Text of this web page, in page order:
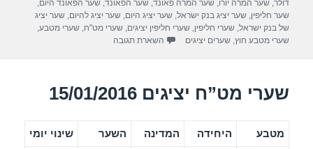
o
k
דולר,שער המרה יורו,שער המרה פאונד,שער הפאונד,שער הפאונד היום,
שער חליפין,שער יציג בנק ישראל,שער יציג היום,שער יציג להיום,שער יציג
של בנק ישראל,שערי חליפין,שערי חליפין יציגים,שערי מט"ח,שערי מטבע,
שערי מטבע חוץ,שערים יציגים השארת תגובה
שערי מט”ח יציגים 15/01/2016
מטבע היחידה המדינה השער שינוי יומי